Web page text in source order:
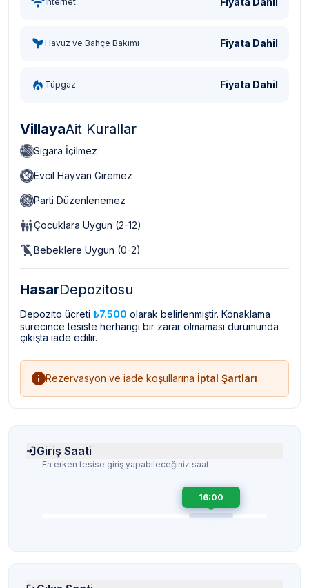
Havuz ve Bahçe Bakımı Fiyata Dahil
Tüpgaz Fiyata Dahil
VillayaAit Kurallar
Sigara İçilmez
Evcil Hayvan Giremez
Parti Düzenlenemez
Çocuklara Uygun (2-12)
Bebeklere Uygun (0-2)
HasarDepozitosu
Depozito ücreti ₺7.500 olarak belirlenmiştir. Konaklama
sürecince tesiste herhangi bir zarar olmaması durumunda
çıkışta iade edilir.
Rezervasyon ve iade koşullarına İptal Şartları
Giriş Saati
En erken tesise giriş yapabileceğiniz saat.
16:00